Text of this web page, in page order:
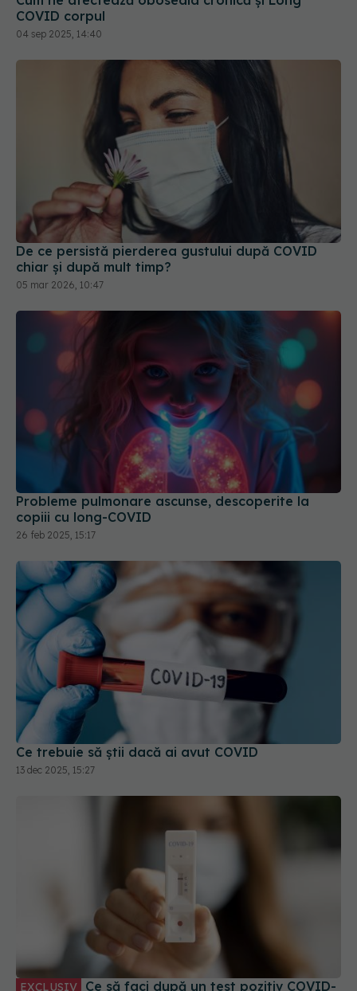
De ce persistă pierderea gustului după COVID
chiar și după mult timp?
05 mar 2026, 10:47
Probleme pulmonare ascunse, descoperite la
copiii cu long-COVID
Ce trebuie să știi dacă ai avut COVID
13 dec 2025, 15:27
19. Cât timp mai trebuie să te izolezi. Prof. dr.
Simin Aysel Florescu explică
08 ian 2025, 09:55